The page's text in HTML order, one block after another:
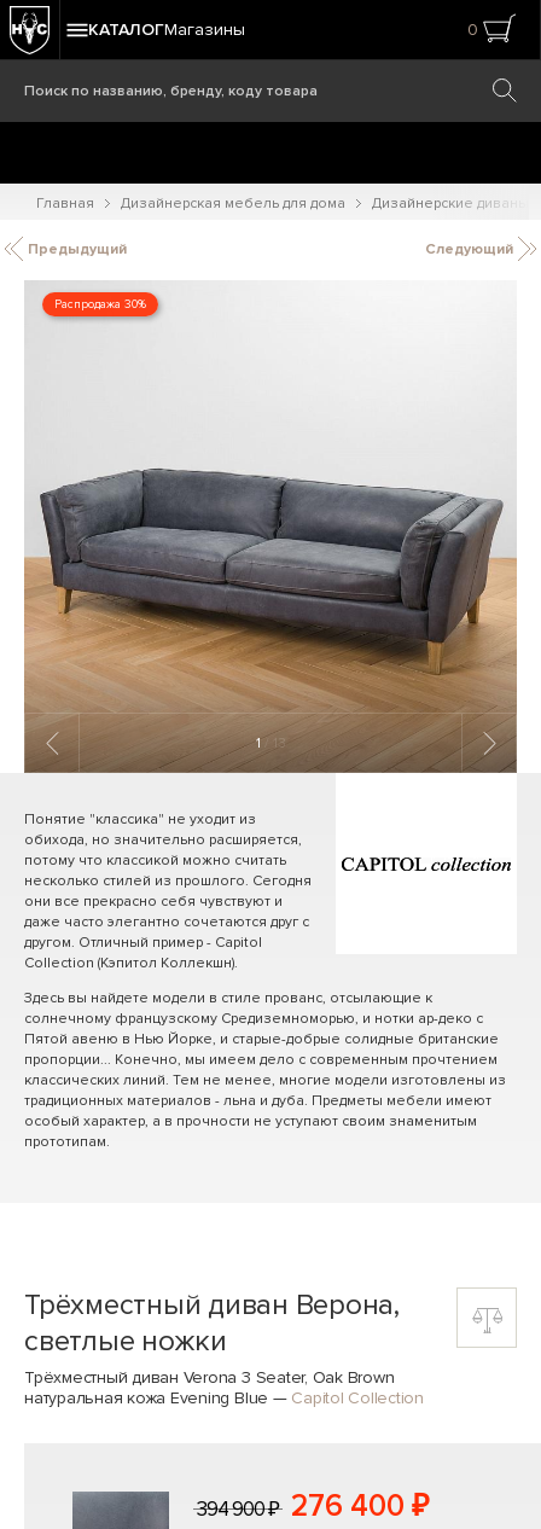
КАТАЛОГМагазины 0
Главная Дизайнерская мебель для дома Дизайнерские диваны
Предыдущий Следующий
Распродажа 30%
1 / 13
Понятие "классика" не уходит из
обихода, но значительно расширяется,
потому что классикой можно считать
несколько стилей из прошлого. Сегодня
они все прекрасно себя чувствуют и
даже часто элегантно сочетаются друг с
другом. Отличный пример - Capitol
Collection (Кэпитол Коллекшн).
Здесь вы найдете модели в стиле прованс, отсылающие к
солнечному французскому Средиземноморью, и нотки ар-деко с
Пятой авеню в Нью Йорке, и старые-добрые солидные британские
пропорции... Конечно, мы имеем дело с современным прочтением
классических линий. Тем не менее, многие модели изготовлены из
традиционных материалов - льна и дуба. Предметы мебели имеют
особый характер, а в прочности не уступают своим знаменитым
прототипам.
Трёхместный диван Верона,
светлые ножки
Трёхместный диван Verona 3 Seater, Oak Brown
натуральная кожа Evening Blue — Capitol Collection
394 900 ₽ 276 400 ₽